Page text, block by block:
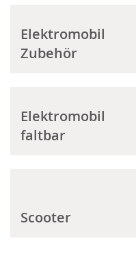
Elektromobil
Zubehör
Elektromobil
faltbar
Scooter